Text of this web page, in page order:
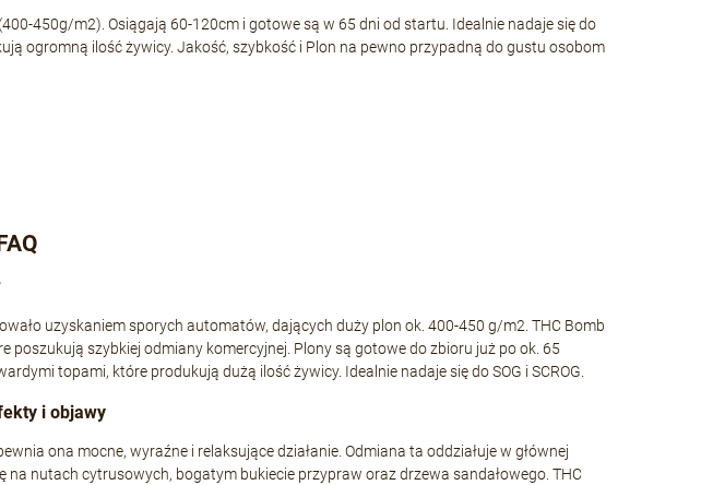
450g/m2). Osiągają 60-120cm i gotowe są w 65 dni od startu. Idealnie nadaje się do
ogromną ilość żywicy. Jakość, szybkość i Plon na pewno przypadną do gustu osobom
uzyskaniem sporych automatów, dających duży plon ok. 400-450 g/m2. THC Bomb
poszukują szybkiej odmiany komercyjnej. Plony są gotowe do zbioru już po ok. 65
topami, które produkują dużą ilość żywicy. Idealnie nadaje się do SOG i SCROG.
i objawy
ona mocne, wyraźne i relaksujące działanie. Odmiana ta oddziałuje w głównej
na nutach cytrusowych, bogatym bukiecie przypraw oraz drzewa sandałowego. THC